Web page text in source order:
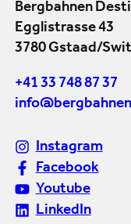
Bergbahnen
Egglistrasse 43
3780 Gstaad/
+41 33 748 87 37
Instagram
Facebook
Youtube
LinkedIn